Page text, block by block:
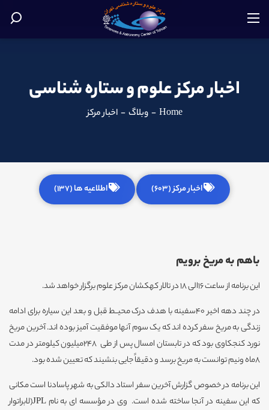
اخبار مرکز علوم و ستاره شناسی
Home
- وبلاگ - اخبار مرکز
اخبار مرکز (603) اطلاعیه ها (137)
باهم به مریخ برویم
این برنامه از ساعت 16الی 18 در تالار کهکشان مرکز علوم برگزار خواهد شد.
در چند دهه اخیر 40سفینه با هدف درک محيــط قبل و بعد این سیاره برای ادامه
زندگی به مریخ سفر کرده اند که یک سوم آنها موفقیت آمیز بوده اند. آخرین مریخ
نورد کنجکاوی بود که در تابستان امسال پس از طی 248میلیون کیلومتر در مدت
8ماه ونیم توانست به مریخ برسد و دقیقاً جایی بنشیند که تعیین شده بود.
این برنامه در خصوص گزارش آخرین سفر استاد دالکی به شهر پاسادنا است مکانی
که این سفینه در آنجا ساخته شده است. وی در مؤسسه ای به نام JPL(لابراتوار